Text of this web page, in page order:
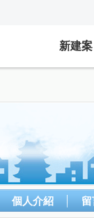
新建案
個人介紹